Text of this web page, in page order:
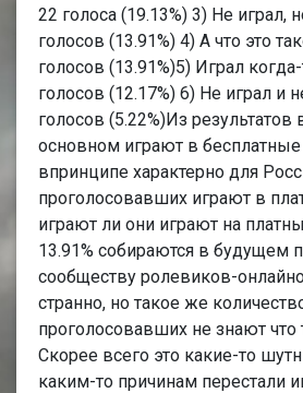
22 голоса (19.13%) 3) Не играл,
голосов (13.91%) 4) А что это
голосов (13.91%)5) Играл
голосов (12.17%) 6) Не играл и
голосов (5.22%)Из результатов
основном играют в бесплатные
впринципе характерно для
проголосовавших играют в
играют ли они играют на
13.91% собираются в будущем
сообществу ролевиков-
странно, но такое же
проголосовавших не знают что
Скорее всего это какие-то
каким-то причинам перестали